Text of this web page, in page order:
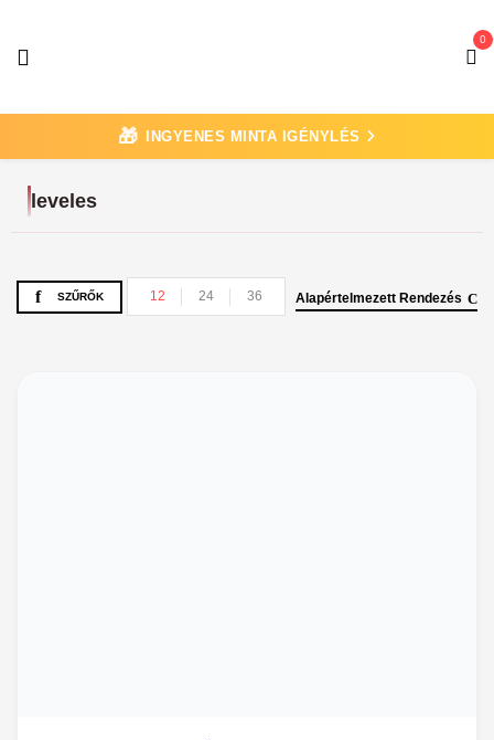
0
🎁 INGYENES MINTA IGÉNYLÉS
leveles
SZŰRŐK Alapértelmezett Rendezés
12 24 36